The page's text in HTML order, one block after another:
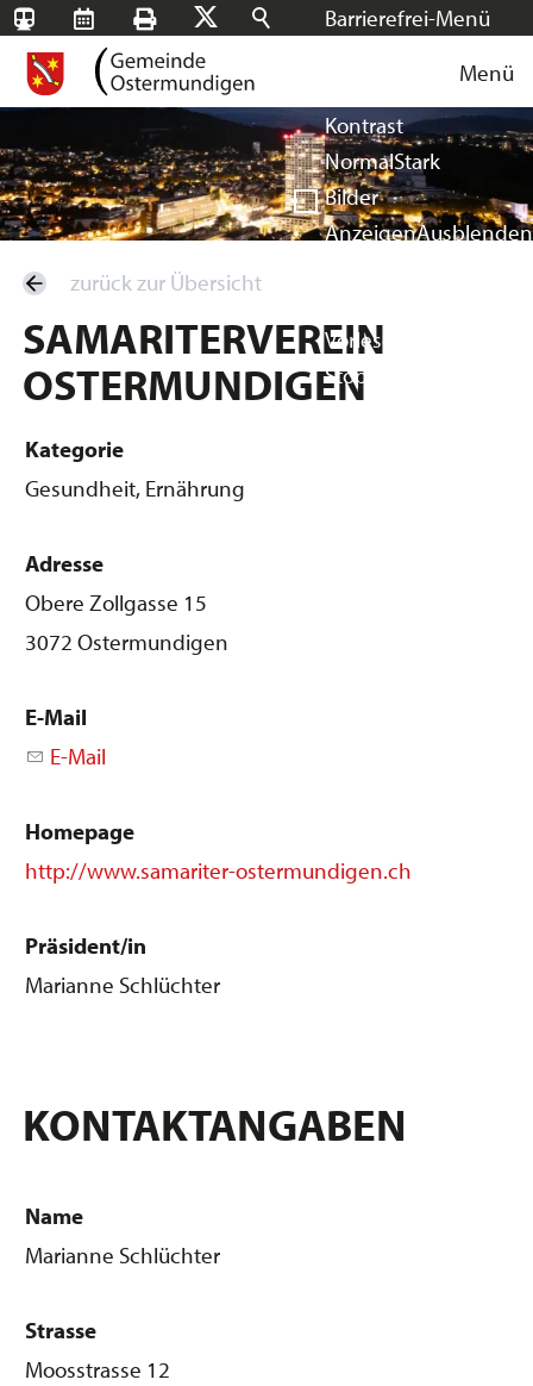
Barrierefrei-Menü
Sehr groß
Kontrast
NormalStark
Bilder
AnzeigenAusblenden
Vorlesen pausieren
Stoppen
Suchen
SBB-
Tageskarten
RMS Drucken
Facebook
Instagram
Login Menü
zurück zur Übersicht
SAMARITERVEREIN
OSTERMUNDIGEN
Kategorie
Gesundheit, Ernährung
Adresse
Obere Zollgasse 15
3072 Ostermundigen
E-Mail
E-Mail
Homepage
http://www.samariter-ostermundigen.ch
Präsident/in
Marianne Schlüchter
KONTAKTANGABEN
Name
Marianne Schlüchter
Strasse
Moosstrasse 12